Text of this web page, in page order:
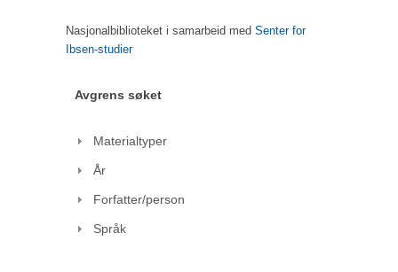
Nasjonalbiblioteket i samarbeid med Senter for
Ibsen-studier
Avgrens søket
Materialtyper
År
Forfatter/person
Språk